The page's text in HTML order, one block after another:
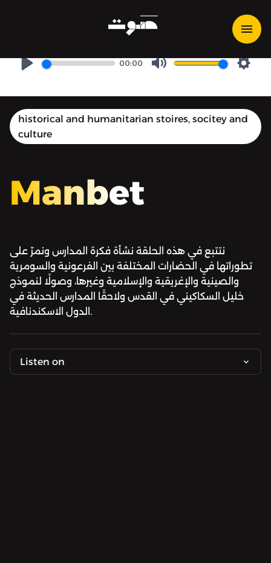
00:00
historical and humanitarian stoires, socitey and
culture
Manbet
نتتبع في هذه الحلقة نشأة فكرة المدارس ونمرّ على
تطوراتها في الحضارات المختلفة بين الفرعونية والسومرية
والصينية والإغريقية والإسلامية وغيرها، وصولًا لنموذج
خليل السكاكيني في القدس ولاحقًا المدارس الحديثة في
الدول الاسكندنافية.
Listen on